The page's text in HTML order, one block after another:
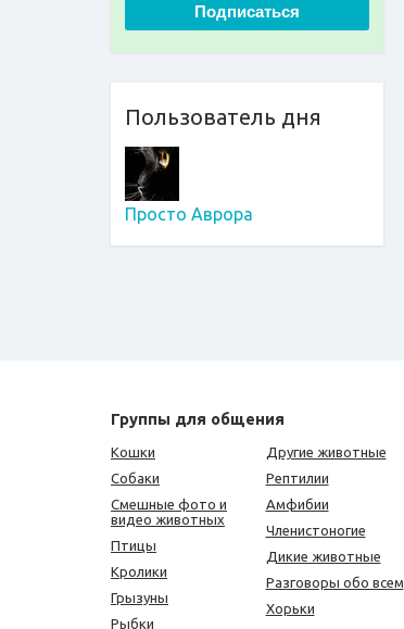
Подписаться
Пользователь дня
Просто Аврора
Группы для общения
Кошки
Собаки
Смешные фото и
видео животных
Птицы
Кролики
Грызуны
Рыбки
Другие животные
Рептилии
Амфибии
Членистоногие
Дикие животные
Разговоры обо всем
Хорьки